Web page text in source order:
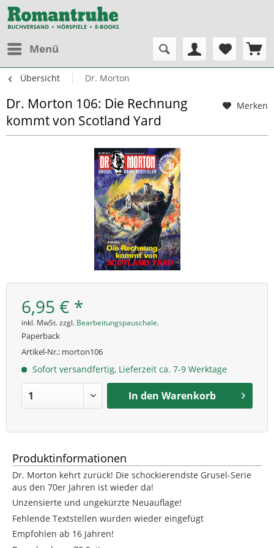
Menü
Übersicht Dr. Morton
Merken
Dr. Morton 106: Die Rechnung
kommt von Scotland Yard
6,95 € *
inkl. MwSt. zzgl. Bearbeitungspauschale.
Paperback
Artikel-Nr.: morton106
Sofort versandfertig, Lieferzeit ca. 7-9 Werktage
In den Warenkorb
Produktinformationen
Dr. Morton kehrt zurück! Die schockierendste Grusel-Serie
aus den 70er Jahren ist wieder da!
Unzensierte und ungekürzte Neuauflage!
Fehlende Textstellen wurden wieder eingefügt
Empfohlen ab 16 Jahren!